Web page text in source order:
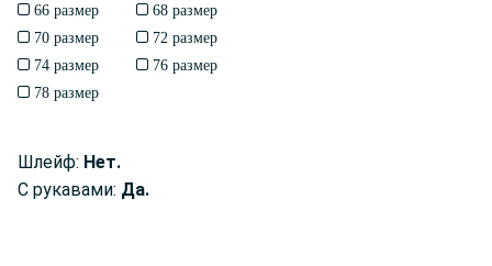
66 размер
68 размер
70 размер
72 размер
74 размер
76 размер
78 размер
Шлейф: Нет.
С рукавами: Да.